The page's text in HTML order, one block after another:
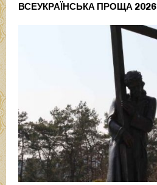
ВСЕУКРАЇНСЬКА ПРОЩА 2026